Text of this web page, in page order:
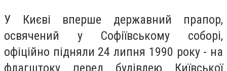
У Києві вперше державний прапор,
освячений у Софіївському соборі,
офіційно підняли 24 липня 1990 року - на
флагштоку перед будівлею Київської